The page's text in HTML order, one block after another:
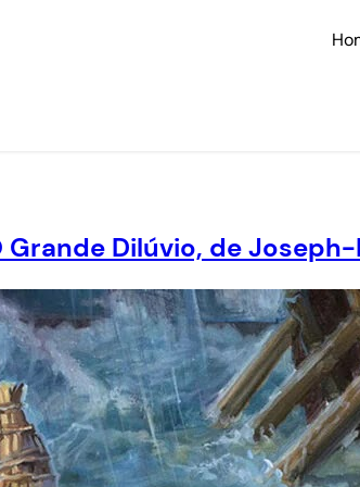
Grande Dilúvio, de